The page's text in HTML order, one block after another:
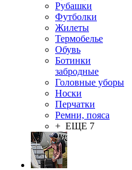
Рубашки
Футболки
Жилеты
Термобелье
Обувь
Ботинки
забродные
Головные уборы
Носки
Перчатки
Ремни, пояса
+ ЕЩЕ 7